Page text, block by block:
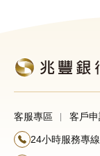
客服專區 客戶
24小時服務專線